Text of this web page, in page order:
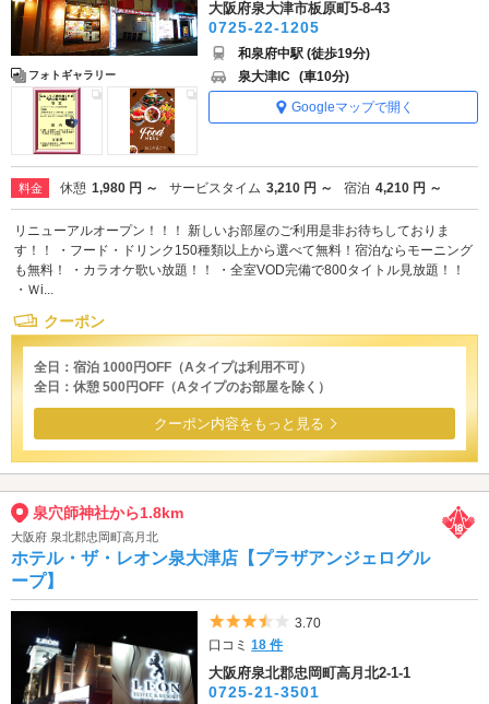
フォトギャラリー
大阪府泉大津市板原町5-8-43
0725-22-1205
和泉府中駅 (徒歩19分)
泉大津IC (車10分)
Googleマップで開く
料金 休憩 1,980 円 ～ サービスタイム 3,210 円 ～ 宿泊 4,210 円 ～
リニューアルオープン！！！ 新しいお部屋のご利用是非お待ちしておりま
す！！ ・フード・ドリンク150種類以上から選べて無料！宿泊ならモーニング
も無料！ ・カラオケ歌い放題！！ ・全室VOD完備で800タイトル見放題！！
・Ｗi...
クーポン
全日：宿泊 1000円OFF（Aタイプは利用不可）
全日：休憩 500円OFF（Aタイプのお部屋を除く）
クーポン内容をもっと見る
泉穴師神社から1.8km
大阪府 泉北郡忠岡町高月北
ホテル・ザ・レオン泉大津店【プラザアンジェログル
ープ】
5つ星のうち3.5
3.70
口コミ18 件
大阪府泉北郡忠岡町高月北2-1-1
0725-21-3501